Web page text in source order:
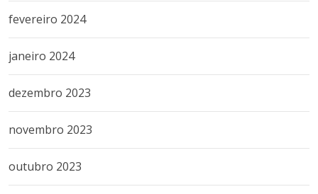
fevereiro 2024
janeiro 2024
dezembro 2023
novembro 2023
outubro 2023